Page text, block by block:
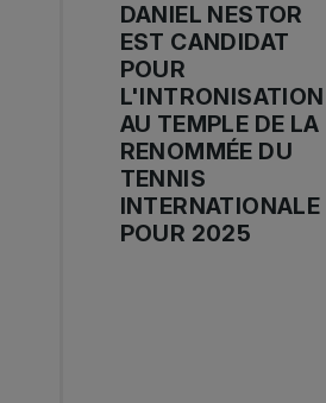
DANIEL NESTOR
EST CANDIDAT
POUR
L'INTRONISATION
AU TEMPLE DE LA
RENOMMÉE DU
TENNIS
INTERNATIONALE
POUR 2025